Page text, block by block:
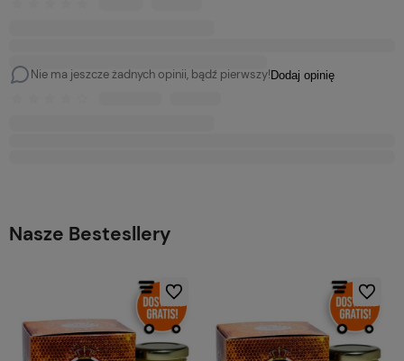
Nie ma jeszcze żadnych opinii, bądź pierwszy! Dodaj opinię
Nasze Bestesllery
Do ulubionych Do